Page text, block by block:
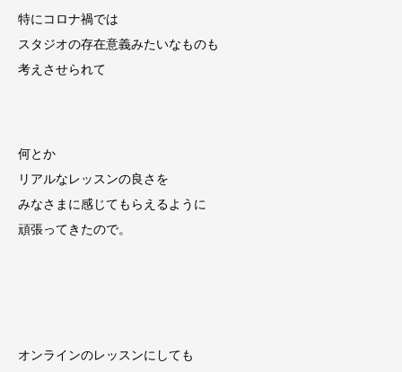
特にコロナ禍では
スタジオの存在意義みたいなものも
考えさせられて
何とか
リアルなレッスンの良さを
みなさまに感じてもらえるように
頑張ってきたので。
オンラインのレッスンにしても